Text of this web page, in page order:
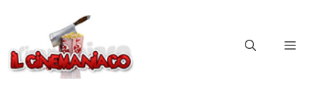
contenuto